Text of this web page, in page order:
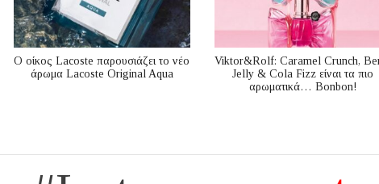
Ο οίκος Lacoste παρουσιάζει το νέο
άρωμα Lacoste Original Aqua
Viktor&Rolf: Caramel Crunch,
Jelly & Cola Fizz είναι τα πιο
αρωματικά… Bonbon!